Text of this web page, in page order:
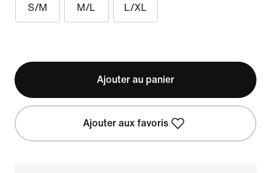
S/M M/L L/XL
Ajouter au panier
Ajouter aux favoris